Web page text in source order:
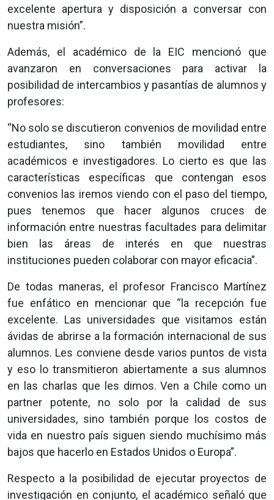
excelente apertura y disposición a conversar con
nuestra misión”.
Además, el académico de la EIC mencionó que
avanzaron en conversaciones para activar la
posibilidad de intercambios y pasantías de alumnos y
profesores:
“No solo se discutieron convenios de movilidad entre
estudiantes, sino también movilidad entre
académicos e investigadores. Lo cierto es que las
características específicas que contengan esos
convenios las iremos viendo con el paso del tiempo,
pues tenemos que hacer algunos cruces de
información entre nuestras facultades para delimitar
bien las áreas de interés en que nuestras
instituciones pueden colaborar con mayor eficacia”.
De todas maneras, el profesor Francisco Martínez
fue enfático en mencionar que “la recepción fue
excelente. Las universidades que visitamos están
ávidas de abrirse a la formación internacional de sus
alumnos. Les conviene desde varios puntos de vista
y eso lo transmitieron abiertamente a sus alumnos
en las charlas que les dimos. Ven a Chile como un
partner potente, no solo por la calidad de sus
universidades, sino también porque los costos de
vida en nuestro país siguen siendo muchísimo más
bajos que hacerlo en Estados Unidos o Europa”.
Respecto a la posibilidad de ejecutar proyectos de
investigación en conjunto, el académico señaló que